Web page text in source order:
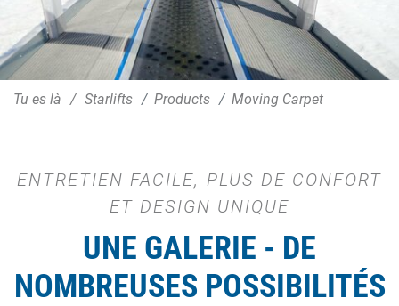
Tu es là Starlifts Products Moving Carpet
ENTRETIEN FACILE, PLUS DE CONFORT
ET DESIGN UNIQUE
UNE GALERIE - DE
NOMBREUSES POSSIBILITÉS